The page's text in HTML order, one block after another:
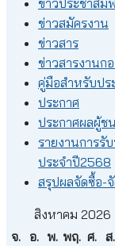
ข่าวประชาสัม
ข่าวสมัครงาน
ข่าวสาร
ข่าวสารงานก
คู่มือสำหรับปร
ประกาศ
ประกาศผลผู้ช
รายงานการรั
ประจำปี2568
สรุปผลจัดซื้อ-
สิงหาคม 2026
จ. อ. พ. พฤ. ศ. ส.